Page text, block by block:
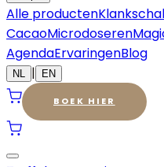
Alle producten
CacaoMicrodoseren
AgendaErvaringenBlog
NL | EN
BOEK HIER